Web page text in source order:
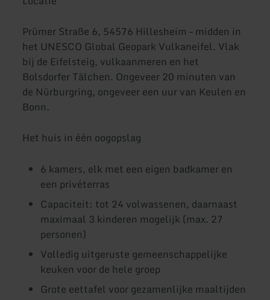
Prümer Straße 6, 54576 Hillesheim – midden in
het UNESCO Global Geopark Vulkaneifel. Vlak
bij de Eifelsteig, vulkaanmeren en het
Bolsdorfer Tälchen. Ongeveer 20 minuten van
de Nürburgring, ongeveer een uur van Keulen en
Bonn.
Het huis in één oogopslag
6 kamers, elk met een eigen badkamer en
een privéterras
Capaciteit: tot 24 volwassenen, daarnaast
maximaal 3 kinderen mogelijk (max. 27
personen)
Volledig uitgeruste gemeenschappelijke
keuken voor de hele groep
Grote eettafel voor gezamenlijke maaltijden